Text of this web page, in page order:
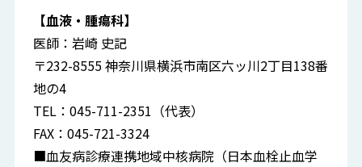
【血液・腫瘍科】
医師：岩崎 史記
〒232-8555 神奈川県横浜市南区六ッ川2丁目138番
地の4
TEL：045-711-2351（代表）
FAX：045-721-3324
■血友病診療連携地域中核病院（日本血栓止血学